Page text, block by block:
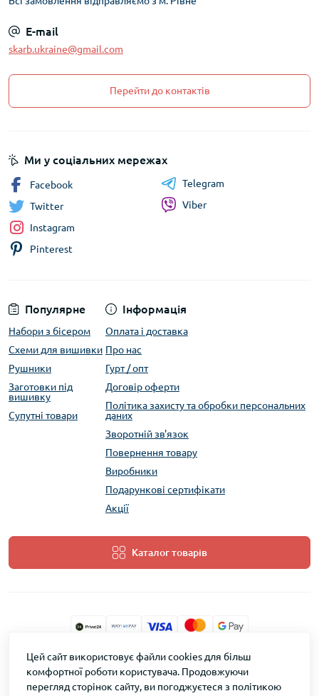
E-mail
skarb.ukraine@gmail.com
Перейти до контактів
Популярне
Набори з бісером
Схеми для вишивки
Рушники
Заготовки під
вишивку
Супутні товари
Інформація
Оплата і доставка
Про нас
Гурт / опт
Договір оферти
Політика захисту та обробки персональних
даних
Зворотній зв'язок
Повернення товару
Виробники
Подарункові сертифікати
Акції
Каталог товарів
Ми у соціальних мережах
Facebook
Twitter
Instagram
Pinterest
Telegram
Viber
ТМ Скарб © 2026
Цей сайт використовує файли cookies для більш
комфортної роботи користувача. Продовжуючи
перегляд сторінок сайту, ви погоджуєтеся з політикою